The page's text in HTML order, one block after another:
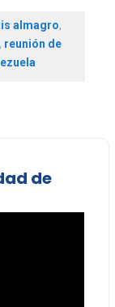
almagro,
, reunión de
de